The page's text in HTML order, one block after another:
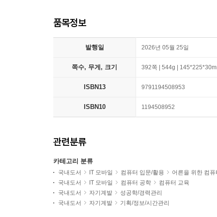
품목정보
발행일 2026년 05월 25일
쪽수, 무게, 크기 392쪽 | 544g |
ISBN13 9791194508953
ISBN10 1194508952
관련분류
카테고리 분류
국내도서 IT 모바일 컴퓨터 입문/활용
어른을 위한 컴퓨
국내도서
IT 모바일 컴퓨터 공학
컴퓨터 교육
국내도서
자기계발
성공학/경력관리
국내도서
자기계발 기획/정보/시간관리